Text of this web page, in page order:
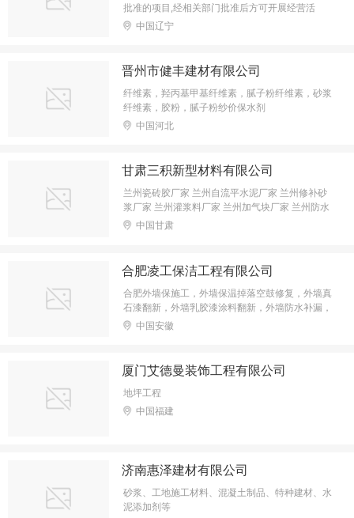
批准的项目,经相关部门批准后方可开展经营活
动。)中国辽宁
晋州市健丰建材有限公司
纤维素，羟丙基甲基纤维素，腻子粉纤维素，砂浆
纤维素，胶粉，腻子粉纱价保水剂
中国河北
甘肃三积新型材料有限公司
兰州瓷砖胶厂家 兰州自流平水泥厂家 兰州修补砂
浆厂家 兰州灌浆料厂家 兰州加气块厂家 兰州防水
砂浆厂家 兰州压浆料厂家 兰州沥青冷补料厂家 兰
中国甘肃
合肥凌工保洁工程有限公司
合肥外墙保施工，外墙保温掉落空鼓修复，外墙真
石漆翻新，外墙乳胶漆涂料翻新，外墙防水补漏，
高空外墙清洗，玻璃更换
中国安徽
厦门艾德曼装饰工程有限公司
地坪工程
中国福建
济南惠泽建材有限公司
砂浆、工地施工材料、混凝土制品、特种建材、水
泥添加剂等